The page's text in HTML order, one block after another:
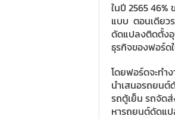
ในปี 2565 46%
แบบ ตอนเดียว
ดัดแปลงติดตั้งอุ
ธุรกิจของฟอร์ด
โดยฟอร์ดจะทำ
นำเสนอรถยนต์
รถตู้เย็น รถจัด
หารถยนต์ดัดแ